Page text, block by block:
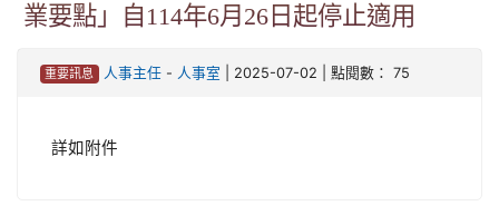
業要點」自114年6月26日起停止適用
重要訊息 人事主任- 人事室 | 2025-07-02 | 點閱數： 75
詳如附件